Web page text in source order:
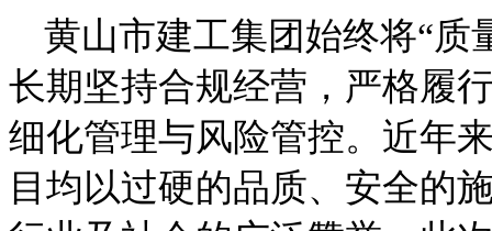
黄山市建工集团始终将“质
长期坚持合规经营，严格履
细化管理与风险管控。近年
目均以过硬的品质、安全的